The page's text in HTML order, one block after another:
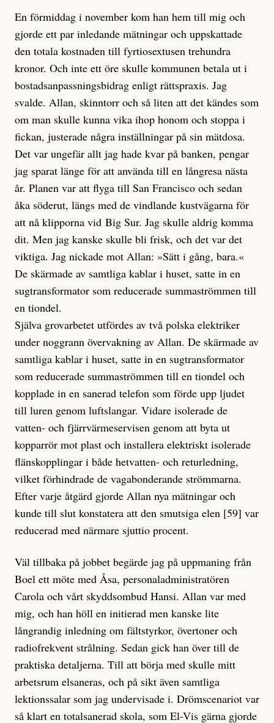
En förmiddag i november kom han hem till mig och
gjorde ett par inledande mätningar och uppskattade
den totala kostnaden till fyrtiosextusen trehundra
kronor. Och inte ett öre skulle kommunen betala ut i
bostadsanpassningsbidrag enligt rättspraxis. Jag
svalde. Allan, skinntorr och så liten att det kändes som
om man skulle kunna vika ihop honom och stoppa i
fickan, justerade några inställningar på sin mätdosa.
Det var ungefär allt jag hade kvar på banken, pengar
jag sparat länge för att använda till en långresa nästa
år. Planen var att flyga till San Francisco och sedan
åka söderut, längs med de vindlande kustvägarna för
att nå klipporna vid Big Sur. Jag skulle aldrig komma
dit. Men jag kanske skulle bli frisk, och det var det
viktiga. Jag nickade mot Allan: »Sätt i gång, bara.«
De skärmade av samtliga kablar i huset, satte in en
sugtransformator som reducerade summaströmmen till
en tiondel.
Själva grovarbetet utfördes av två polska elektriker
under noggrann övervakning av Allan. De skärmade av
samtliga kablar i huset, satte in en sugtransformator
som reducerade summaströmmen till en tiondel och
kopplade in en sanerad telefon som förde upp ljudet
till luren genom luftslangar. Vidare isolerade de
vatten- och fjärrvärmeservisen genom att byta ut
kopparrör mot plast och installera elektriskt isolerade
flänskopplingar i både hetvatten- och returledning,
vilket förhindrade de vagabonderande strömmarna.
Efter varje åtgärd gjorde Allan nya mätningar och
kunde till slut konstatera att den smutsiga elen [59] var
reducerad med närmare sjuttio procent.
Väl tillbaka på jobbet begärde jag på uppmaning från
Boel ett möte med Åsa, personaladministratören
Carola och vårt skyddsombud Hansi. Allan var med
mig, och han höll en initierad men kanske lite
långrandig inledning om fältstyrkor, övertoner och
radiofrekvent strålning. Sedan gick han över till de
praktiska detaljerna. Till att börja med skulle mitt
arbetsrum elsaneras, och på sikt även samtliga
lektionssalar som jag undervisade i. Drömscenariot var
så klart en totalsanerad skola, som El-Vis gärna gjorde